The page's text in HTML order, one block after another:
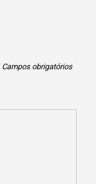
Campos obrigatórios